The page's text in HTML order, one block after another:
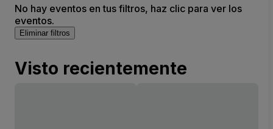
No hay eventos en tus filtros, haz clic para ver los
eventos.
Eliminar filtros
Visto recientemente